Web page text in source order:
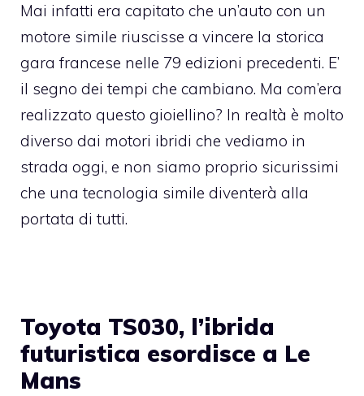
Mai infatti era capitato che un’auto con un
motore simile riuscisse a vincere la storica
gara francese nelle 79 edizioni precedenti. E’
il segno dei tempi che cambiano. Ma com’era
realizzato questo gioiellino? In realtà è molto
diverso dai motori ibridi che vediamo in
strada oggi, e non siamo proprio sicurissimi
che una tecnologia simile diventerà alla
portata di tutti.
Toyota TS030, l’ibrida
futuristica esordisce a Le
Mans